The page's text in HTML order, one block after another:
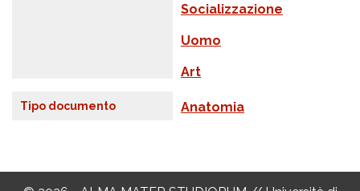
Socializzazione
Uomo
Art
Tipo documento Anatomia